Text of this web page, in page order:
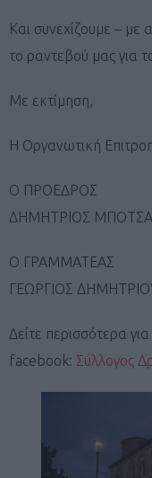
Και συνεχίζουμε – με
το ραντεβού μας για
Με εκτίμηση,
Η Οργανωτική
Ο ΠΡΟΕΔΡΟΣ
ΔΗΜΗΤΡΙΟΣ
Ο ΓΡΑΜΜΑΤΕΑΣ
ΓΕΩΡΓΙΟΣ
Δείτε περισσότερα
facebook: Σύλλογος